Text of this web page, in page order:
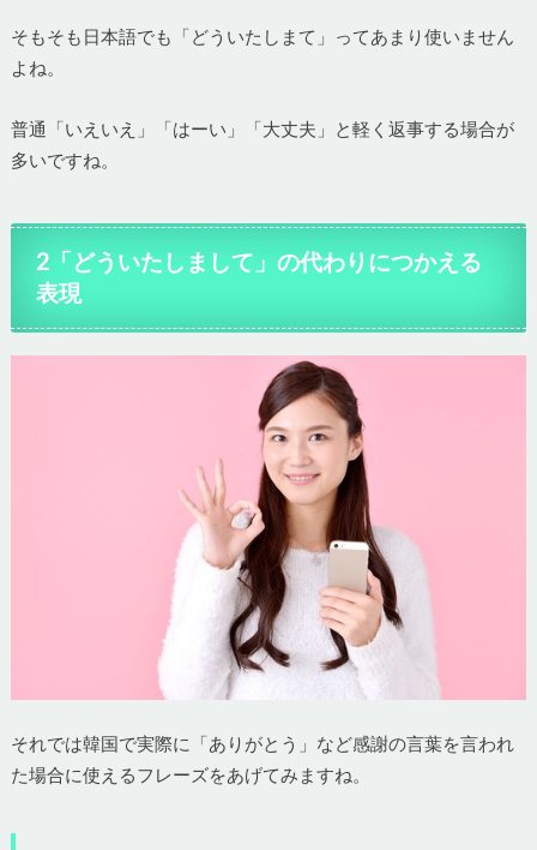
そもそも日本語でも「どういたしまて」ってあまり使いません
よね。
普通「いえいえ」「はーい」「大丈夫」と軽く返事する場合が
多いですね。
2「どういたしまして」の代わりにつかえる
表現
それでは韓国で実際に「ありがとう」など感謝の言葉を言われ
た場合に使えるフレーズをあげてみますね。